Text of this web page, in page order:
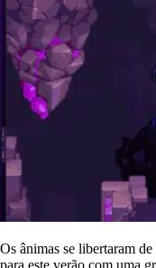
Os ânimas se libertaram